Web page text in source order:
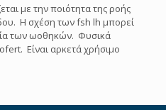
με την ποιότητα της ροής
Η σχέση των fsh lh μπορεί
των ωοθηκών. Φυσικά
Είναι αρκετά χρήσιμο